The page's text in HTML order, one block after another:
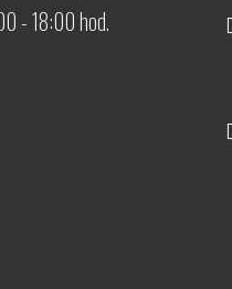
- 18:00 hod.